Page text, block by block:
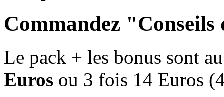
Commandez
Le pack + les bonus sont
Euros ou 3 fois 14 Euros